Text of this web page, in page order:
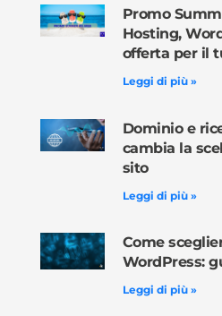
Promo
Hosting,
offerta per il
Leggi di più »
Dominio e
cambia la
sito
Leggi di più »
Come
WordPress:
Leggi di più »